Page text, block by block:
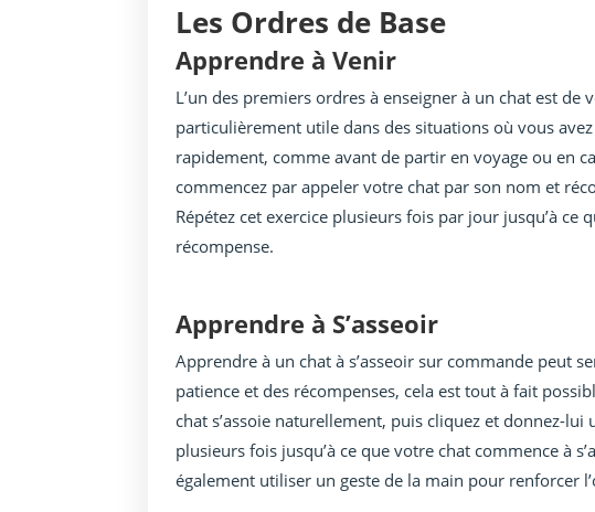
Les Ordres de Base
Apprendre à Venir
L’un des premiers ordres à enseigner à un chat est de
particulièrement utile dans des situations où vous
rapidement, comme avant de partir en voyage ou en
commencez par appeler votre chat par son nom et
Répétez cet exercice plusieurs fois par jour jusqu’à ce
récompense.
Apprendre à S’asseoir
Apprendre à un chat à s’asseoir sur commande peut
patience et des récompenses, cela est tout à fait
chat s’assoie naturellement, puis cliquez et donnez-lui
plusieurs fois jusqu’à ce que votre chat commence à
également utiliser un geste de la main pour renforcer